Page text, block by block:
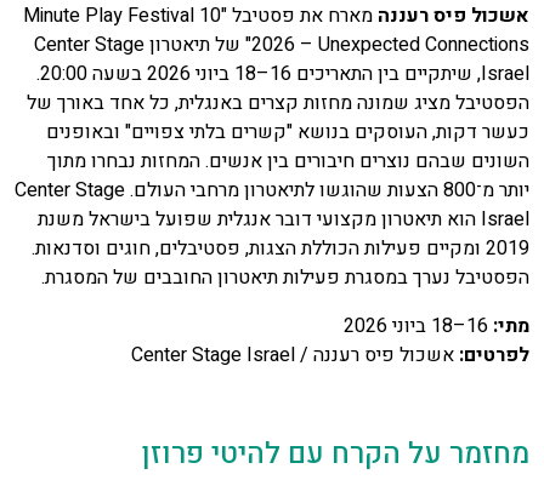
אשכול פיס רעננה
מארח את פסטיבל "10 Minute Play Festival
2026 – Unexpected Connections" של תיאטרון Center Stage
Israel, שיתקיים בין התאריכים 16–18 ביוני 2026 בשעה 20:00.
הפסטיבל מציג שמונה מחזות קצרים באנגלית, כל אחד באורך של
כעשר דקות, העוסקים בנושא "קשרים בלתי צפויים" ובאופנים
השונים שבהם נוצרים חיבורים בין אנשים. המחזות נבחרו מתוך
יותר מ־800 הצעות שהוגשו לתיאטרון מרחבי העולם. Center Stage
Israel הוא תיאטרון מקצועי דובר אנגלית שפועל בישראל משנת
2019 ומקיים פעילות הכוללת הצגות, פסטיבלים, חוגים וסדנאות.
הפסטיבל נערך במסגרת פעילות תיאטרון החובבים של המסגרת.
מתי:
לפרטים: אשכול פיס רעננה / Center Stage Israel
מחזמר על הקרח עם להיטי פרוזן